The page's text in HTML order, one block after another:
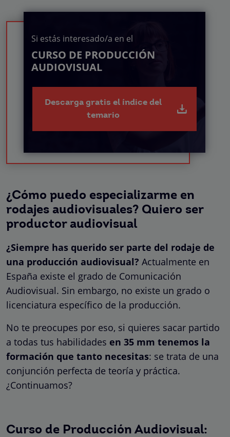
Si estás interesado/a en el
CURSO DE PRODUCCIÓN
AUDIOVISUAL
Descarga gratis el índice del
temario
¿Cómo puedo especializarme en
rodajes audiovisuales? Quiero ser
productor audiovisual
¿Siempre has querido ser parte del rodaje de
una producción audiovisual? Actualmente en
España existe el grado de Comunicación
Audiovisual. Sin embargo, no existe un grado o
licenciatura específico de la producción.
No te preocupes por eso, si quieres sacar partido
a todas tus habilidades en 35 mm tenemos la
formación que tanto necesitas: se trata de una
conjunción perfecta de teoría y práctica.
¿Continuamos?
Curso de Producción Audiovisual: